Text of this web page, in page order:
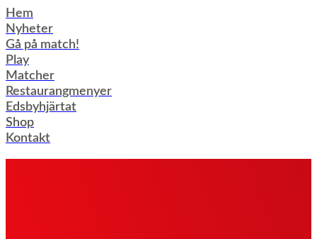
Hoppa
till
innehåll
Hem
Nyheter
Gå på match!
Play
Matcher
Restaurangmenyer
Edsbyhjärtat
Shop
Kontakt